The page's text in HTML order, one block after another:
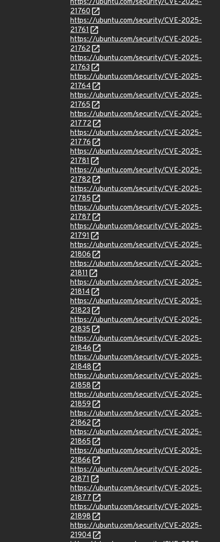
https://ubuntu.com/security/CVE-2025-
21760
https://ubuntu.com/security/CVE-2025-
21761
https://ubuntu.com/security/CVE-2025-
21762
https://ubuntu.com/security/CVE-2025-
21763
https://ubuntu.com/security/CVE-2025-
21764
https://ubuntu.com/security/CVE-2025-
21765
https://ubuntu.com/security/CVE-2025-
21772
https://ubuntu.com/security/CVE-2025-
21776
https://ubuntu.com/security/CVE-2025-
21781
https://ubuntu.com/security/CVE-2025-
21782
https://ubuntu.com/security/CVE-2025-
21785
https://ubuntu.com/security/CVE-2025-
21787
https://ubuntu.com/security/CVE-2025-
21791
https://ubuntu.com/security/CVE-2025-
21806
https://ubuntu.com/security/CVE-2025-
21811
https://ubuntu.com/security/CVE-2025-
21814
https://ubuntu.com/security/CVE-2025-
21823
https://ubuntu.com/security/CVE-2025-
21835
https://ubuntu.com/security/CVE-2025-
21846
https://ubuntu.com/security/CVE-2025-
21848
https://ubuntu.com/security/CVE-2025-
21858
https://ubuntu.com/security/CVE-2025-
21859
https://ubuntu.com/security/CVE-2025-
21862
https://ubuntu.com/security/CVE-2025-
21865
https://ubuntu.com/security/CVE-2025-
21866
https://ubuntu.com/security/CVE-2025-
21871
https://ubuntu.com/security/CVE-2025-
21877
https://ubuntu.com/security/CVE-2025-
21898
https://ubuntu.com/security/CVE-2025-
21904